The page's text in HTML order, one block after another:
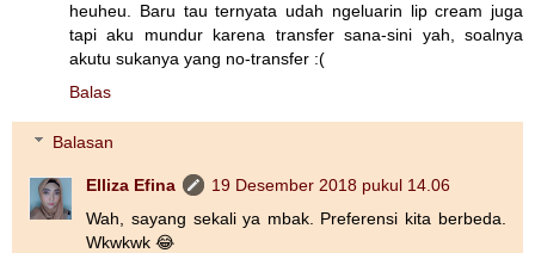
heuheu. Baru tau ternyata udah ngeluarin lip cream juga
tapi aku mundur karena transfer sana-sini yah, soalnya
akutu sukanya yang no-transfer :(
Balas
Balasan
Elliza Efina
19 Desember 2018 pukul 14.06
Wah, sayang sekali ya mbak. Preferensi kita berbeda.
Wkwkwk 😂